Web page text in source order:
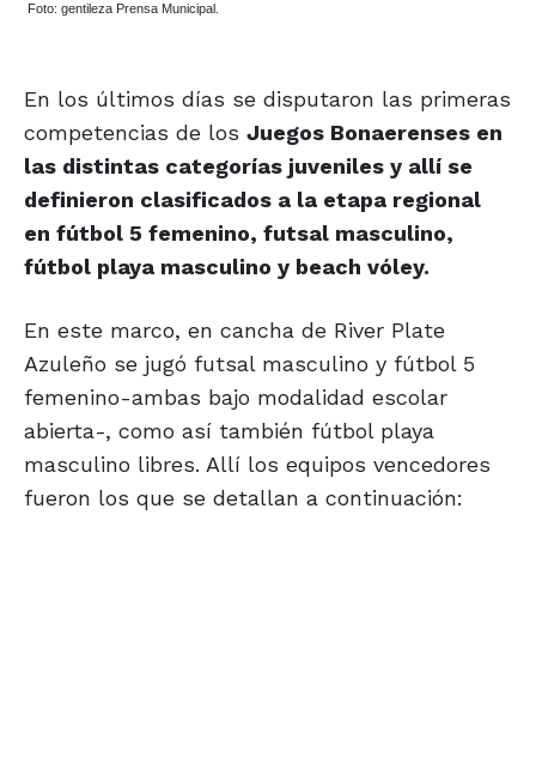
Foto: gentileza Prensa Municipal.
En los últimos días se disputaron las primeras
competencias de los Juegos Bonaerenses en
las distintas categorías juveniles y allí se
definieron clasificados a la etapa regional
en fútbol 5 femenino, futsal masculino,
fútbol playa masculino y beach vóley.
En este marco, en cancha de River Plate
Azuleño se jugó futsal masculino y fútbol 5
femenino-ambas bajo modalidad escolar
abierta-, como así también fútbol playa
masculino libres. Allí los equipos vencedores
fueron los que se detallan a continuación: